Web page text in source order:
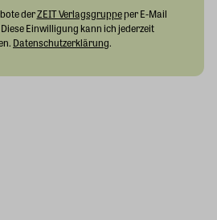
derZEIT Verlagsgruppeper E-Mail
Einwilligung kann ich jederzeit
Datenschutzerklärung.